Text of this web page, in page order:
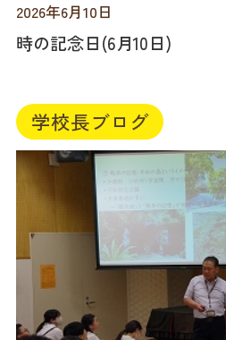
2026年6月10日
時の記念日(6月10日)
学校長ブログ